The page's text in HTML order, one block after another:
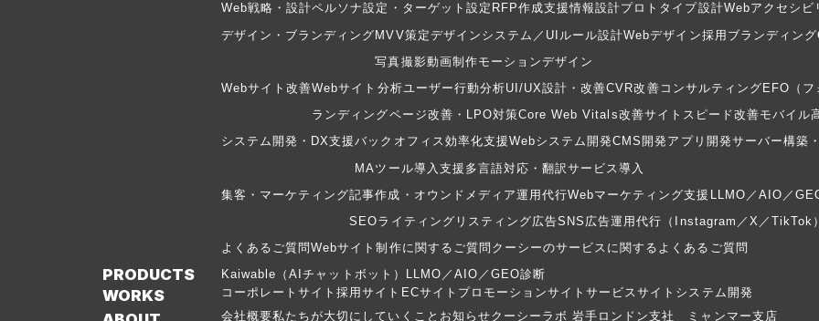
Web戦略・設計ペルソナ設定・ターゲット設定 RFP作成支援情報設計プロトタイプ設計Webアクセシビ
デザイン・ブランディングMVV策定デザインシステム／UIルール設計Webデザイン採用ブランディング
写真撮影動画制作モーションデザイン
Webサイト改善Webサイト分析ユーザー行動分析UI/UX設計・改善CVR改善コンサルティング EFO（
ランディングページ改善・LPO対策Core Web Vitals改善サイトスピード改善モバイル
システム開発・DX支援バックオフィス効率化支援Webシステム開発CMS開発 アプリ開発サーバー構築
MAツール導入支援 多言語対応・翻訳サービス導入
集客・マーケティング記事作成・オウンドメディア運用代行Webマーケティング支援 LLMO／AIO／
SEOライティング リスティング広告SNS広告運用代行（Instagram／X／TikTok
よくあるご質問Webサイト制作に関するご質問 クーシーのサービスに関するよくあるご質問
PRODUCTS Kaiwable（AIチャットボット） LLMO／AIO／GEO診断
WORKS コーポレートサイト採用サイト ECサイト プロモーションサイトサービスサイト システム開発
会社概要私たちが大切にしていくこと お知らせクーシーラボ 岩手 ロンドン支社 ミャンマー支店